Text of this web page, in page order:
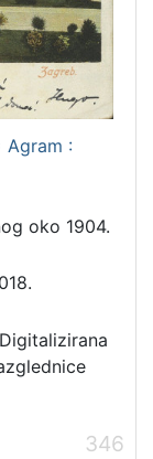
Agram :
oko 1904.
Digitalizirana
346